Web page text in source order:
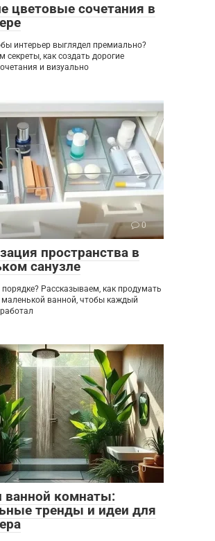
цветовые сочетания в
интерьер выглядел премиально?
секреты, как создать дорогие
и визуально
0
пространства в
санузле
порядке? Рассказываем, как продумать
маленькой ванной, чтобы каждый
0
ванной комнаты:
тренды и идеи для